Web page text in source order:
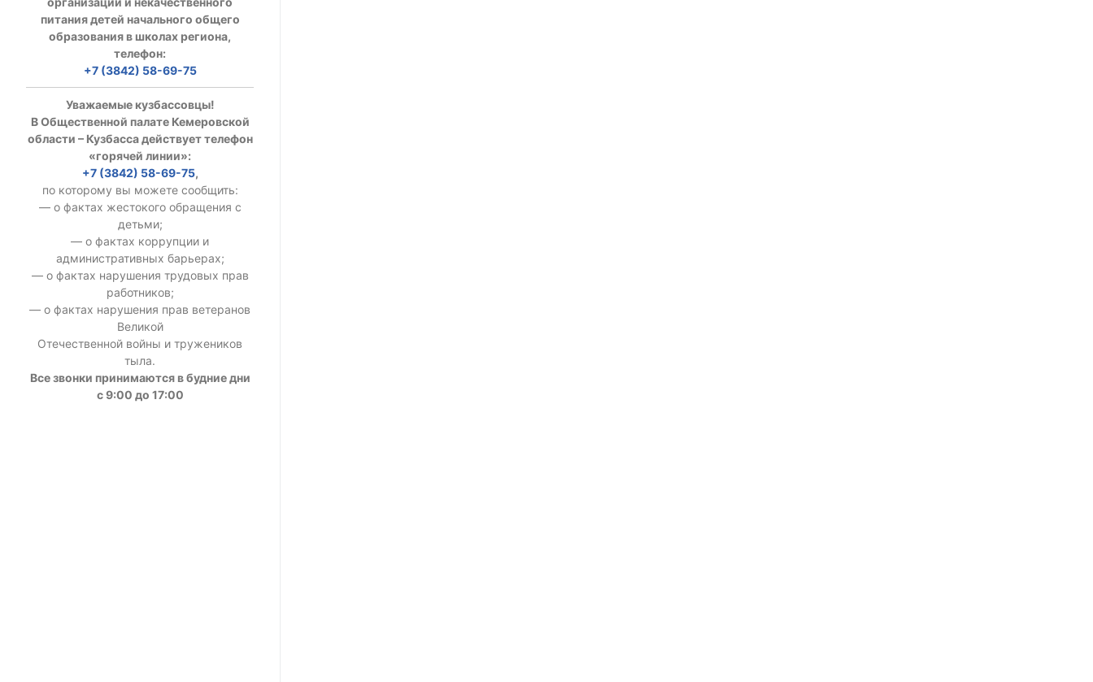
питания детей начального общего
образования в школах региона,
телефон:
+7 (3842) 58-69-75
Уважаемые кузбассовцы!
В Общественной палате Кемеровской
области – Кузбасса действует телефон
«горячей линии»:
+7 (3842) 58-69-75,
по которому вы можете сообщить:
— о фактах жестокого обращения с
детьми;
— о фактах коррупции и
административных барьерах;
— о фактах нарушения трудовых прав
работников;
— о фактах нарушения прав ветеранов
Великой
Отечественной войны и тружеников
тыла.
Все звонки принимаются в будние дни
с 9:00 до 17:00